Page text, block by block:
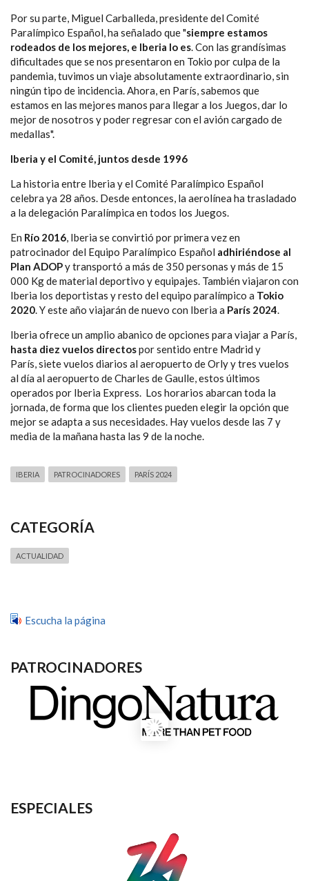
Por su parte, Miguel Carballeda, presidente del Comité
Paralímpico Español, ha señalado que "siempre estamos
rodeados de los mejores, e Iberia lo es. Con las grandísimas
dificultades que se nos presentaron en Tokio por culpa de la
pandemia, tuvimos un viaje absolutamente extraordinario, sin
ningún tipo de incidencia. Ahora, en París, sabemos que
estamos en las mejores manos para llegar a los Juegos, dar lo
mejor de nosotros y poder regresar con el avión cargado de
medallas".
Iberia y el Comité, juntos desde 1996
La historia entre Iberia y el Comité Paralímpico Español
celebra ya 28 años. Desde entonces, la aerolínea ha trasladado
a la delegación Paralímpica en todos los Juegos.
En Río 2016, Iberia se convirtió por primera vez en
patrocinador del Equipo Paralímpico Español adhiriéndose al
Plan ADOPy transportó a más de 350 personas y más de 15
000 Kg de material deportivo y equipajes. También viajaron con
Iberia los deportistas y resto del equipo paralímpico a Tokio
2020. Y este año viajarán de nuevo con Iberia a París 2024.
Iberia ofrece un amplio abanico de opciones para viajar a París,
hasta diez vuelos directospor sentido entre Madrid y
París, siete vuelos diarios al aeropuerto de Orly y tres vuelos
al día al aeropuerto de Charles de Gaulle, estos últimos
operados por Iberia Express. Los horarios abarcan toda la
jornada, de forma que los clientes pueden elegir la opción que
mejor se adapta a sus necesidades. Hay vuelos desde las 7 y
media de la mañana hasta las 9 de la noche.
IBERIA PATROCINADORES PARÍS 2024
CATEGORÍA
ACTUALIDAD
Escucha la página
PATROCINADORES
ESPECIALES